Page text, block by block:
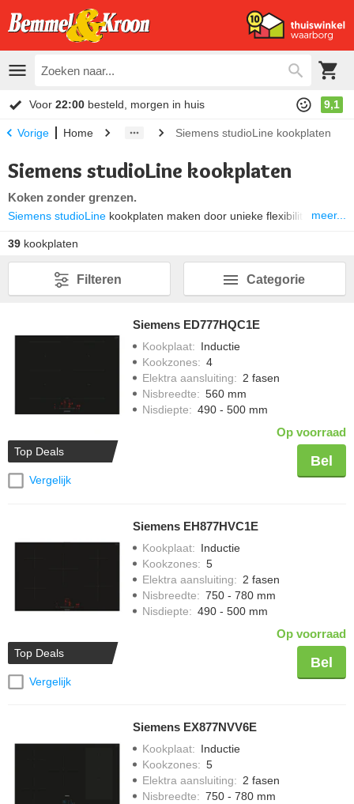
Voor 22:00 besteld, morgen in huis 9,1
Vorige Home Siemens studioLine kookplaten
Siemens studioLine kookplaten
Koken zonder grenzen.
Siemens studioLine kookplaten maken door unieke flexibiliteit en
koken mogelijk. Ervaar zelf hoe het is om te koken met maximaal
gebruiksgemak. StudioLine inbouw kookplaten vanSiemenszijn
speciaal ontworpen voor mensen die waarde hechten aan
exclusiviteit in design, techniek en uitrusting. Je kunt van deze
, meer service.
meer...
39 kookplaten
Categorie
Filteren
Top Deals
Vergelijk
Siemens ED777HQC1E
Kookplaat: Inductie
Kookzones: 4
Elektra aansluiting: 2 fasen
Nisbreedte: 560 mm
Nisdiepte: 490 - 500 mm
Op voorraad
Bel
Top Deals
Vergelijk
Siemens EH877HVC1E
Kookplaat: Inductie
Kookzones: 5
Elektra aansluiting: 2 fasen
Nisbreedte: 750 - 780 mm
Nisdiepte: 490 - 500 mm
Op voorraad
Bel
Siemens EX877NVV6E
Kookplaat: Inductie
Kookzones: 5
Elektra aansluiting: 2 fasen
Nisbreedte: 750 - 780 mm